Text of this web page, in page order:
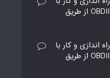
دیاگ ELM327 خودرو OBDII از طریق
راه اندازی و کار با
دیاگ ELM327 خودرو OBDII از طریق